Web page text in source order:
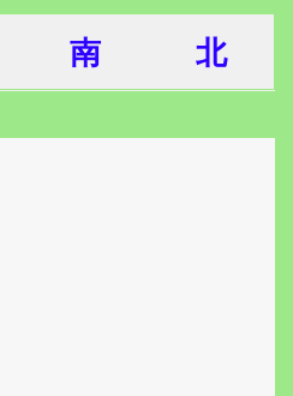
南 北